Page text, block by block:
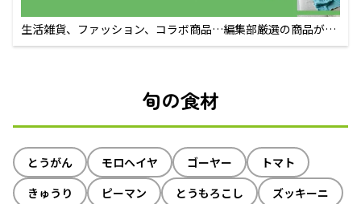
生活雑貨、ファッション、コラボ商品…編集部厳選の商品が買
えるECサイト
旬の食材
とうがん モロヘイヤ ゴーヤー
トマト
きゅうり
ピーマン とうもろこし ズッキーニ